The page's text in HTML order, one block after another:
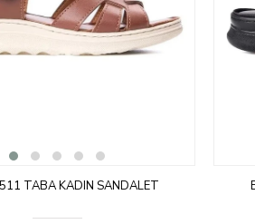
TABA KADIN SANDALET